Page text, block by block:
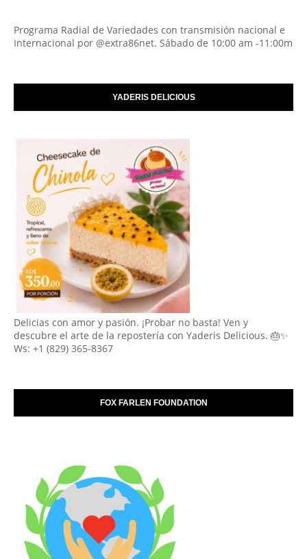
Programa Radial de Variedades con transmisión nacional e
Internacional por @extra86net. Sábado de 10:00 am -11:00m
YADERIS DELICIOUS
Delicias con amor y pasión. ¡Probar no basta! Ven y
descubre el arte de la repostería con Yaderis Delicious. 🎂✨
Ws: +1 (829) 365-8367
FOX FARLEN FOUNDATION